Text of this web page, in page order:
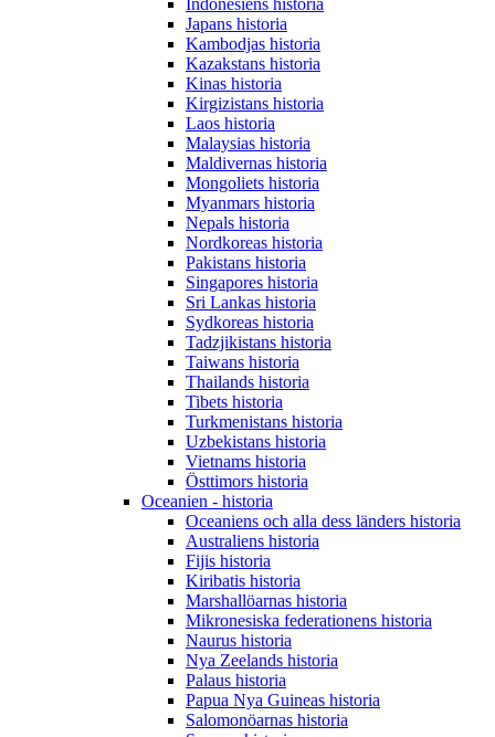
Japans historia
Kambodjas historia
Kazakstans historia
Kinas historia
Kirgizistans historia
Laos historia
Malaysias historia
Maldivernas historia
Mongoliets historia
Myanmars historia
Nepals historia
Nordkoreas historia
Pakistans historia
Singapores historia
Sri Lankas historia
Sydkoreas historia
Tadzjikistans historia
Taiwans historia
Thailands historia
Tibets historia
Turkmenistans historia
Uzbekistans historia
Vietnams historia
Östtimors historia
Oceanien - historia
Oceaniens och alla dess länders historia
Australiens historia
Fijis historia
Kiribatis historia
Marshallöarnas historia
Mikronesiska federationens historia
Naurus historia
Nya Zeelands historia
Palaus historia
Papua Nya Guineas historia
Salomonöarnas historia